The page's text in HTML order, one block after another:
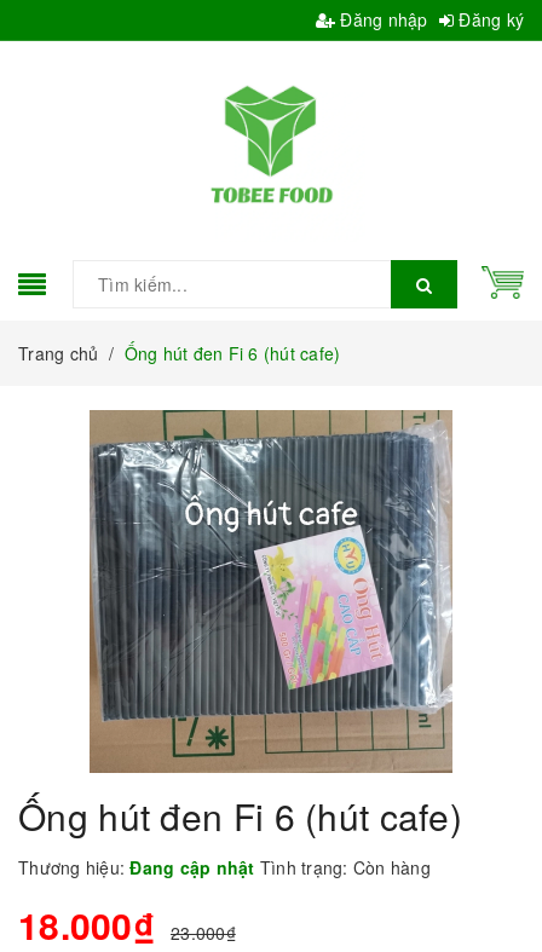
Đăng nhập Đăng ký
Trang chủ / Ống hút đen Fi 6 (hút cafe)
Ống hút đen Fi 6 (hút cafe)
Thương hiệu: Đang cập nhật Tình trạng: Còn hàng
18.000₫ 23.000₫